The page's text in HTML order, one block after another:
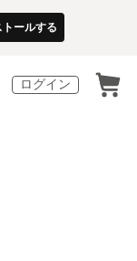
トールする
ログイン